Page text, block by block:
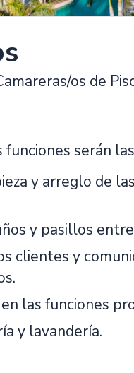
os de
serán
y arreglo de
y pasillos
clientes y
las funciones
y lavandería.